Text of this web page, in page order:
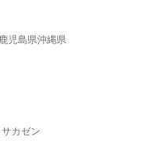
児島県沖縄県
サカゼン